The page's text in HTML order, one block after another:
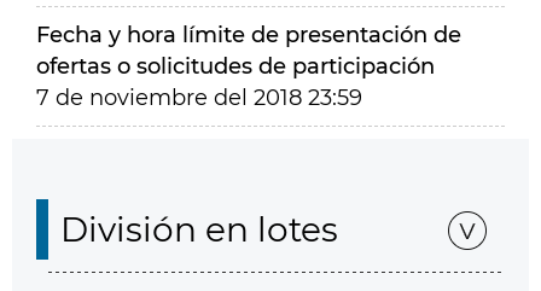
Fecha y hora límite de presentación de
ofertas o solicitudes de participación
7 de noviembre del 2018 23:59
División en lotes